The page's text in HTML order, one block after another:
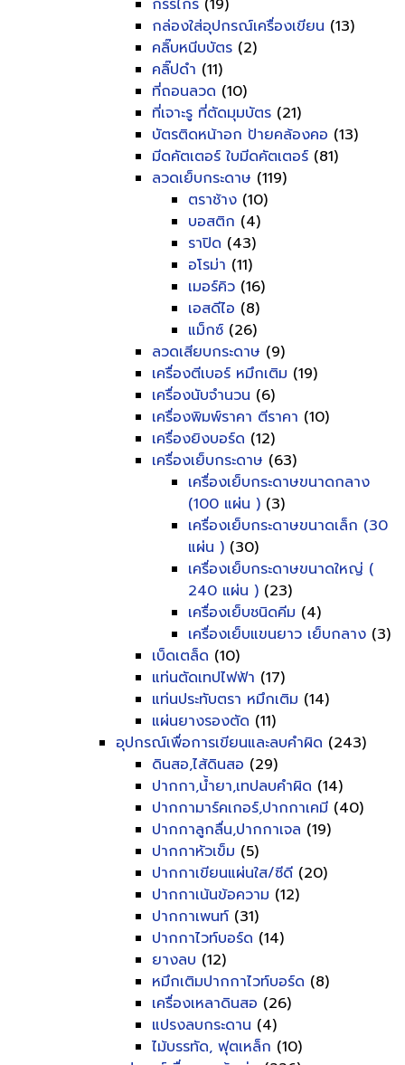
กรรไกร (19)
กล่องใส่อุปกรณ์เครื่องเขียน (13)
คลิ๊บหนีบบัตร (2)
คลิ๊ปดำ (11)
ที่ถอนลวด (10)
ที่เจาะรู ที่ตัดมุมบัตร (21)
บัตรติดหน้าอก ป้ายคล้องคอ (13)
มีดคัตเตอร์ ใบมีดคัตเตอร์ (81)
ลวดเย็บกระดาษ (119)
ตราช้าง (10)
บอสติก (4)
ราปิด (43)
อโรม่า (11)
เมอร์คิว (16)
เอสดีไอ (8)
แม็กซ์ (26)
ลวดเสียบกระดาษ (9)
เครื่องตีเบอร์ หมึกเติม (19)
เครื่องนับจำนวน (6)
เครื่องพิมพ์ราคา ตีราคา (10)
เครื่องยิงบอร์ด (12)
เครื่องเย็บกระดาษ (63)
เครื่องเย็บกระดาษขนาดกลาง
(100 แผ่น ) (3)
เครื่องเย็บกระดาษขนาดเล็ก (30
แผ่น ) (30)
เครื่องเย็บกระดาษขนาดใหญ่ (
240 แผ่น ) (23)
เครื่องเย็บชนิดคีม (4)
เครื่องเย็บแขนยาว เย็บกลาง (3)
เบ็ดเตล็ด (10)
แท่นตัดเทปไฟฟ้า (17)
แท่นประทับตรา หมึกเติม (14)
แผ่นยางรองตัด (11)
อุปกรณ์เพื่อการเขียนและลบคำผิด (243)
ดินสอ,ไส้ดินสอ (29)
ปากกา,น้ำยา,เทปลบคำผิด (14)
ปากกามาร์คเกอร์,ปากกาเคมี (40)
ปากกาลูกลื่น,ปากกาเจล (19)
ปากกาหัวเข็ม (5)
ปากกาเขียนแผ่นใส/ซีดี (20)
ปากกาเน้นข้อความ (12)
ปากกาเพนท์ (31)
ปากกาไวท์บอร์ด (14)
ยางลบ (12)
หมึกเติมปากกาไวท์บอร์ด (8)
เครื่องเหลาดินสอ (26)
แปรงลบกระดาน (4)
ไม้บรรทัด, ฟุตเหล็ก (10)